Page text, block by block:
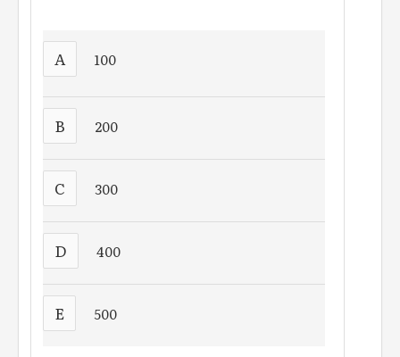
A 100
B 200
C 300
D 400
E 500